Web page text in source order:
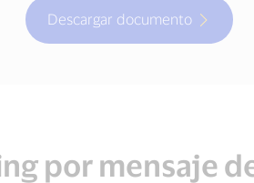
Descargar documento
por mensaje